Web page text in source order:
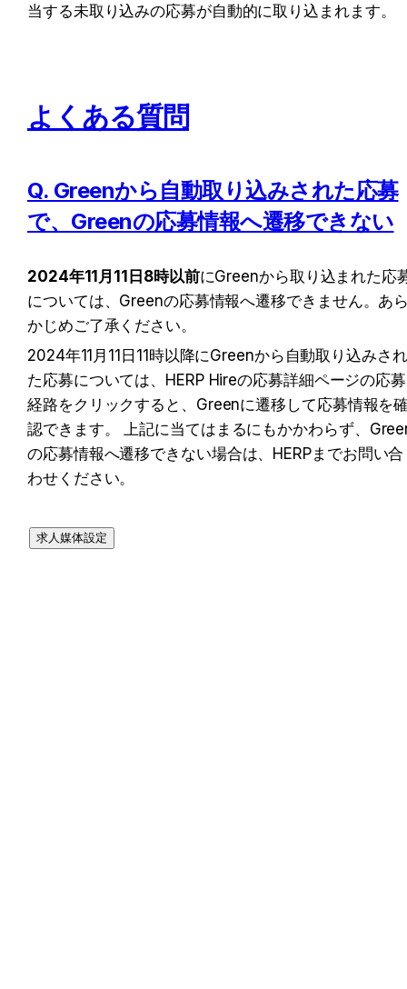
当する未取り込みの応募が自動的に取り込まれます。
よくある質問
Q. Greenから自動取り込みされた応募
で、Greenの応募情報へ遷移できない
2024年11月11日8時以前にGreenから取り込まれた応
については、Greenの応募情報へ遷移できません。あ
かじめご了承ください。
2024年11月11日11時以降にGreenから自動取り込みされ
た応募については、HERP Hireの応募詳細ページの応募
経路をクリックすると、Greenに遷移して応募情報を
認できます。 上記に当てはまるにもかかわらず、
の応募情報へ遷移できない場合は、HERPまでお問い合
わせください。
求人媒体設定